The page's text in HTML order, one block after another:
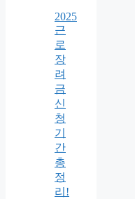
2025
근
로
장
려
금
신
청
기
간
총
정
리!